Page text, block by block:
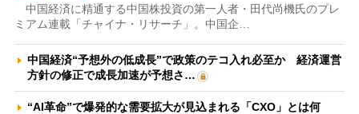
中国経済に精通する中国株投資の第一人者・田代尚機氏のプレ
ミアム連載「チャイナ・リサーチ」。中国企…
中国経済“予想外の低成長”で政策のテコ入れ必至か 経済運営
方針の修正で成長加速が予想さ…
“AI革命”で爆発的な需要拡大が見込まれる「CXO」とは何